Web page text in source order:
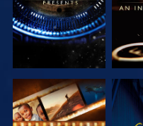
UTFORSKA